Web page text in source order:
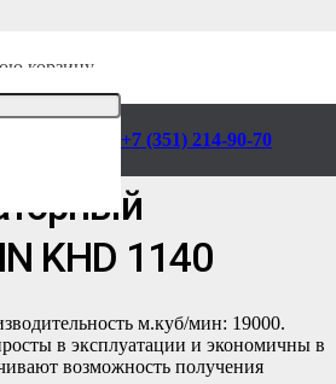
корзину.
+7 (351) 214-90-70
/Воздухоподготовка
KHD 1140
м.куб/мин: 19000.
в эксплуатации и экономичны в
возможность получения